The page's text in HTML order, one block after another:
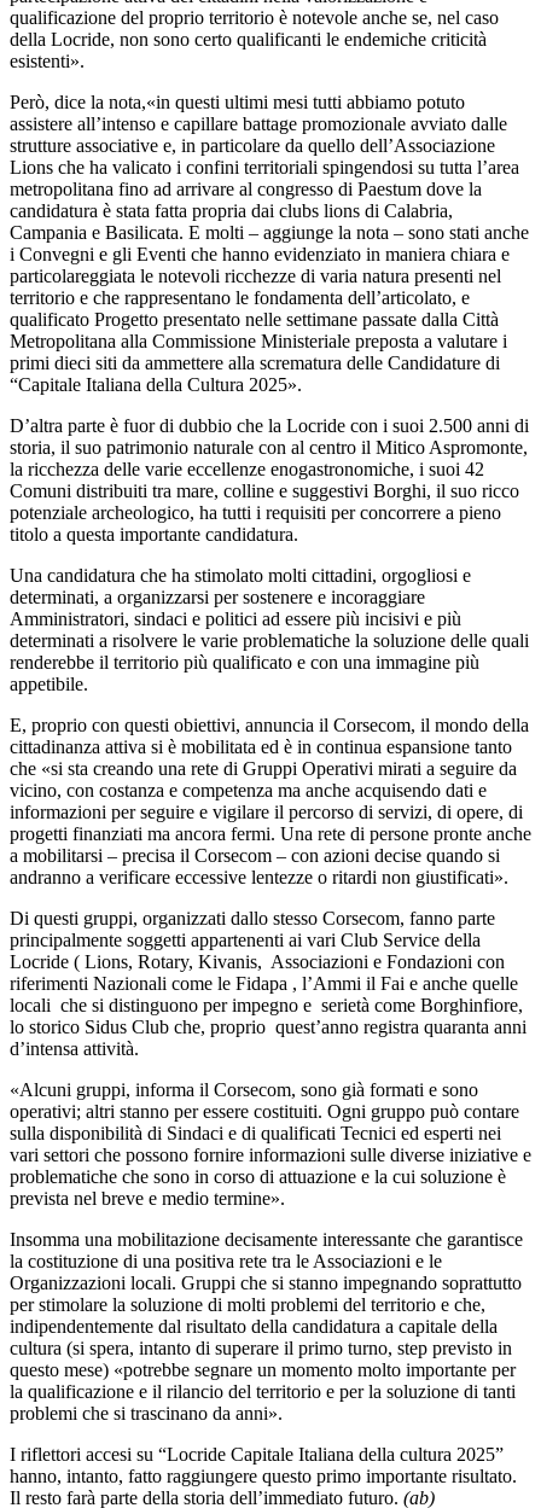
qualificazione del proprio territorio è notevole anche se, nel caso
della Locride, non sono certo qualificanti le endemiche criticità
esistenti».
Però, dice la nota,«in questi ultimi mesi tutti abbiamo potuto
assistere all’intenso e capillare battage promozionale avviato dalle
strutture associative e, in particolare da quello dell’Associazione
Lions che ha valicato i confini territoriali spingendosi su tutta l’area
metropolitana fino ad arrivare al congresso di Paestum dove la
candidatura è stata fatta propria dai clubs lions di Calabria,
Campania e Basilicata. E molti – aggiunge la nota – sono stati anche
i Convegni e gli Eventi che hanno evidenziato in maniera chiara e
particolareggiata le notevoli ricchezze di varia natura presenti nel
territorio e che rappresentano le fondamenta dell’articolato, e
qualificato Progetto presentato nelle settimane passate dalla Città
Metropolitana alla Commissione Ministeriale preposta a valutare i
primi dieci siti da ammettere alla scrematura delle Candidature di
“Capitale Italiana della Cultura 2025».
D’altra parte è fuor di dubbio che la Locride con i suoi 2.500 anni di
storia, il suo patrimonio naturale con al centro il Mitico Aspromonte,
la ricchezza delle varie eccellenze enogastronomiche, i suoi 42
Comuni distribuiti tra mare, colline e suggestivi Borghi, il suo ricco
potenziale archeologico, ha tutti i requisiti per concorrere a pieno
titolo a questa importante candidatura.
Una candidatura che ha stimolato molti cittadini, orgogliosi e
determinati, a organizzarsi per sostenere e incoraggiare
Amministratori, sindaci e politici ad essere più incisivi e più
determinati a risolvere le varie problematiche la soluzione delle quali
renderebbe il territorio più qualificato e con una immagine più
appetibile.
E, proprio con questi obiettivi, annuncia il Corsecom, il mondo della
cittadinanza attiva si è mobilitata ed è in continua espansione tanto
che «si sta creando una rete di Gruppi Operativi mirati a seguire da
vicino, con costanza e competenza ma anche acquisendo dati e
informazioni per seguire e vigilare il percorso di servizi, di opere, di
progetti finanziati ma ancora fermi. Una rete di persone pronte anche
a mobilitarsi – precisa il Corsecom – con azioni decise quando si
andranno a verificare eccessive lentezze o ritardi non giustificati».
Di questi gruppi, organizzati dallo stesso Corsecom, fanno parte
principalmente soggetti appartenenti ai vari Club Service della
Locride ( Lions, Rotary, Kivanis, Associazioni e Fondazioni con
riferimenti Nazionali come le Fidapa , l’Ammi il Fai e anche quelle
locali che si distinguono per impegno e serietà come Borghinfiore,
lo storico Sidus Club che, proprio quest’anno registra quaranta anni
d’intensa attività.
«Alcuni gruppi, informa il Corsecom, sono già formati e sono
operativi; altri stanno per essere costituiti. Ogni gruppo può contare
sulla disponibilità di Sindaci e di qualificati Tecnici ed esperti nei
vari settori che possono fornire informazioni sulle diverse iniziative e
problematiche che sono in corso di attuazione e la cui soluzione è
prevista nel breve e medio termine».
Insomma una mobilitazione decisamente interessante che garantisce
la costituzione di una positiva rete tra le Associazioni e le
Organizzazioni locali. Gruppi che si stanno impegnando soprattutto
per stimolare la soluzione di molti problemi del territorio e che,
indipendentemente dal risultato della candidatura a capitale della
cultura (si spera, intanto di superare il primo turno, step previsto in
questo mese) «potrebbe segnare un momento molto importante per
la qualificazione e il rilancio del territorio e per la soluzione di tanti
problemi che si trascinano da anni».
I riflettori accesi su “Locride Capitale Italiana della cultura 2025”
hanno, intanto, fatto raggiungere questo primo importante risultato.
Il resto farà parte della storia dell’immediato futuro. (ab)